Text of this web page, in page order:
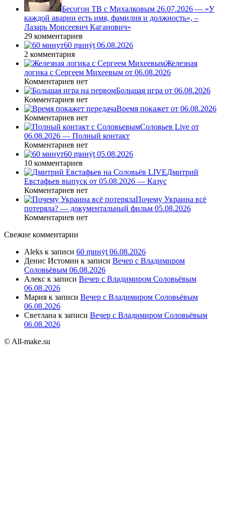
Бесогон ТВ с Михалковым 26.07.2026 — «У
каждой аварии есть имя, фамилия и должность», –
Лазарь Моисеевич Каганович»
29 комментариев
60 ṃинẏƫ 06.08.2026
2 комментария
Железная
логика с Сергеем Михеевым от 06.08.2026
Комментариев нет
Большая игра от 06.08.2026
Комментариев нет
Время покажет от 06.08.2026
Комментариев нет
Соловьев Live от
06.08.2026 — Полный контакт
Комментариев нет
60 ṃинẏƫ 05.08.2026
10 комментариев
Дмитрий
Евстафьев выпуск от 05.08.2026 — Казус
Комментариев нет
Почему Украина всё
потеряла? — документальный фильм 05.08.2026
Комментариев нет
Свежие комментарии
Aleks к записи 60 ṃинẏƫ 06.08.2026
Денис Истомин к записи Вечер с Владимиром
Соловьёвым 06.08.2026
Алекс к записи Вечер с Владимиром Соловьёвым
06.08.2026
Мария к записи Вечер с Владимиром Соловьёвым
06.08.2026
Светлана к записи Вечер с Владимиром Соловьёвым
06.08.2026
© All-make.su